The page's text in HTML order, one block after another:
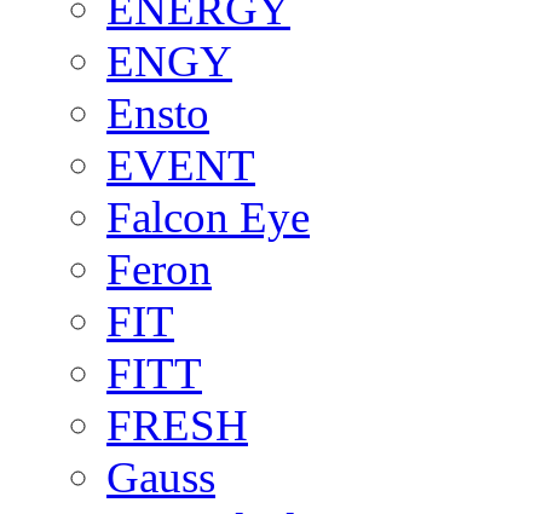
ENGY
Ensto
EVENT
Falcon Eye
Feron
FIT
FITT
FRESH
Gauss